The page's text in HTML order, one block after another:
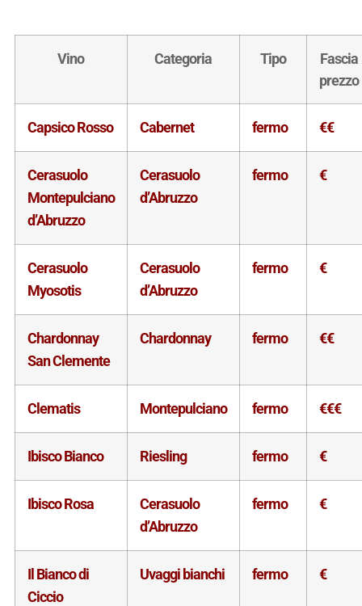
Vino Categoria Tipo
Fascia
prezzo
Capsico Rosso Cabernet fermo €€
Cerasuolo
Montepulciano
d’Abruzzo
Cerasuolo
d’Abruzzo
fermo €
Cerasuolo
Myosotis
Cerasuolo
d’Abruzzo
fermo €
Chardonnay
San Clemente
Chardonnay fermo €€
Clematis Montepulciano fermo €€€
Ibisco Bianco Riesling fermo €
Ibisco Rosa
Cerasuolo
d’Abruzzo
fermo €
Il Bianco di
Ciccio
Uvaggi bianchi fermo €